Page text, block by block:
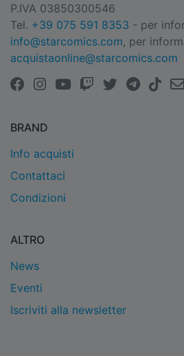
P.IVA 03850300546
Tel. +39 075 591 8353 - per
info@starcomics.com, per
acquistaonline@starcomics.com
BRAND
Info acquisti
Contattaci
Condizioni
ALTRO
News
Eventi
Iscriviti alla newsletter